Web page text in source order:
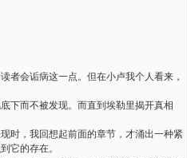
者会诟病这一点。但在小卢我个人看来，
下而不被发现。而直到埃勒里揭开真相
时，我回想起前面的章节，才涌出一种紧
它的存在。